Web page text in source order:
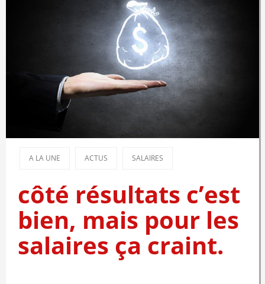
A LA UNE ACTUS SALAIRES
côté résultats c’est
bien, mais pour les
salaires ça craint.